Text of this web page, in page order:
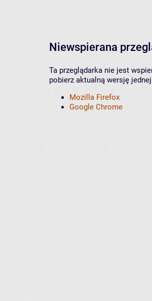
Niewspierana
Ta przeglądarka nie jest
pobierz aktualną wersję
Mozilla Firefox
Google Chrome